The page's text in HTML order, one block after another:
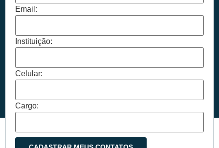
Email:
Instituição:
Celular:
Cargo: